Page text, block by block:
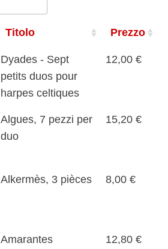
Titolo Prezzo
Dyades - Sept
petits duos pour
harpes celtiques
12,00 €
Algues, 7 pezzi per
duo
15,20 €
Alkermès, 3 pièces 8,00 €
Amarantes 12,80 €